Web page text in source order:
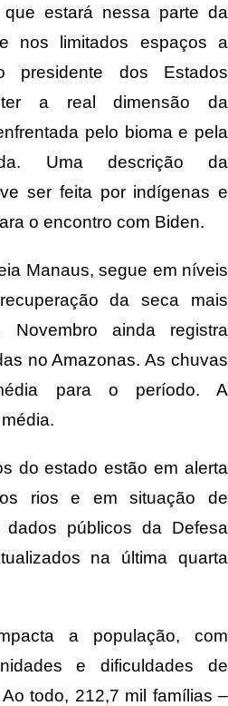
estará nessa parte da
nos limitados espaços a
presidente dos Estados
a real dimensão da
pelo bioma e pela
Uma descrição da
ser feita por indígenas e
o encontro com Biden.
Manaus, segue em níveis
da seca mais
Novembro ainda registra
no Amazonas. As chuvas
para o período. A
do estado estão em alerta
rios e em situação de
dados públicos da Defesa
na última quarta
a população, com
e dificuldades de
todo, 212,7 mil famílias –